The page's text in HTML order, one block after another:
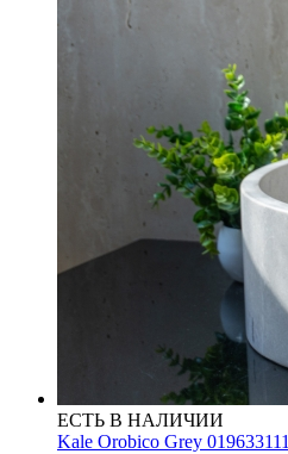
ЕСТЬ В НАЛИЧИИ
Kale Orobico Grey 019633111